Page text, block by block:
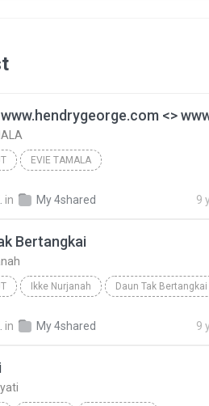
EVIE TAMALA
in My 4shared 9
Bertangkai
Ikke Nurjanah Daun Tak Bertangkai
in My 4shared 9